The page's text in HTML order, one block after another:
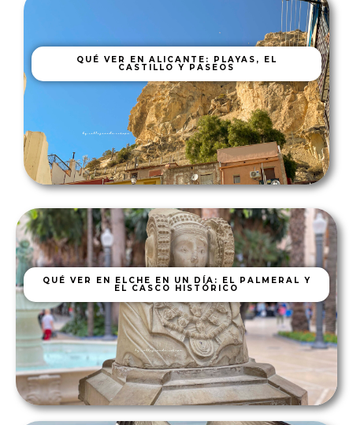
QUÉ VER EN ALICANTE: PLAYAS, EL
CASTILLO Y PASEOS
QUÉ VER EN ELCHE EN UN DÍA: EL PALMERAL Y
EL CASCO HISTÓRICO